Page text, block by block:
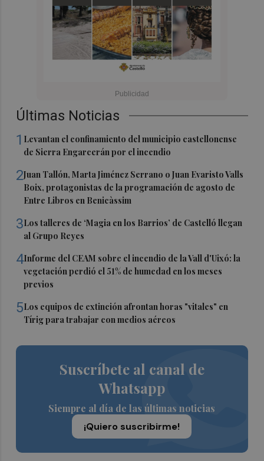
Últimas Noticias
1 Levantan el confinamiento del municipio castellonense
de Sierra Engarcerán por el incendio
2Juan Tallón, Marta Jiménez Serrano o Juan Evaristo Valls
Boix, protagonistas de la programación de agosto de
Entre Libros en Benicàssim
3Los talleres de ‘Magia en los Barrios’ de Castelló llegan
al Grupo Reyes
4Informe del CEAM sobre el incendio de la Vall d'Uixó: la
vegetación perdió el 51% de humedad en los meses
previos
5Los equipos de extinción afrontan horas "vitales" en
Tírig para trabajar con medios aéreos
Suscríbete al canal de
Whatsapp
Siempre al día de las últimas noticias
¡Quiero suscribirme!